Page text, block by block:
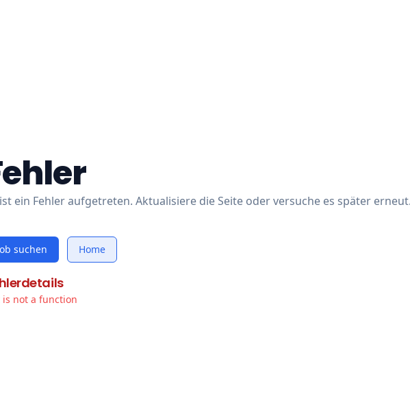
ein Fehler aufgetreten. Aktualisiere die Seite oder versuche es später erneut.
suchen Home
is not a function